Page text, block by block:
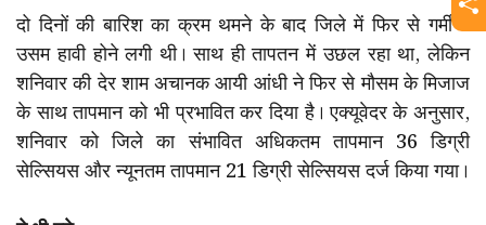
दो दिनों की बारिश का क्रम थमने के बाद जिले में फिर से गर्मी व
उसम हावी होने लगी थी। साथ ही तापतन में उछल रहा था, लेकिन
शनिवार की देर शाम अचानक आयी आंधी ने फिर से मौसम के मिजाज
के साथ तापमान को भी प्रभावित कर दिया है। एक्यूवेदर के अनुसार,
शनिवार को जिले का संभावित अधिकतम तापमान 36 डिग्री
सेल्सियस और न्यूनतम तापमान 21 डिग्री सेल्सियस दर्ज किया गया।